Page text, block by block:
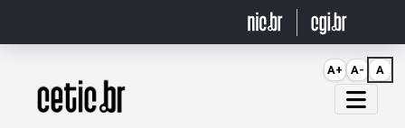
Página inicial
A+ A- A